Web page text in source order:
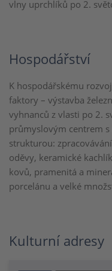
vlny uprchlíků po 2.
Hospodářství
K hospodářskému
faktory – výstavba
vyhnanců z vlasti po 2.
průmyslovým centrem
strukturou:
oděvy, keramické
kovů, pramenitá a
porcelánu a velké
Kulturní adresy